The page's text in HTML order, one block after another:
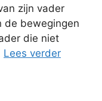
zijn vader
de bewegingen
die niet
Lees verder